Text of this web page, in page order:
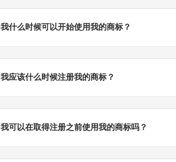
我什么时候可以开始使用我的商标？
我应该什么时候注册我的商标？
我可以在取得注册之前使用我的商标吗？